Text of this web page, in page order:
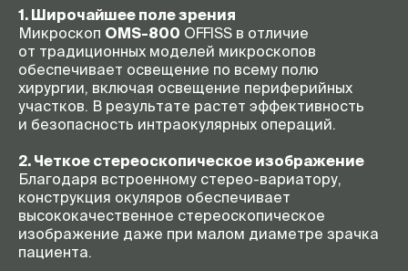
1. Широчайшее поле зрения
Микроскоп OMS-800 OFFISS в отличие
от традиционных моделей микроскопов
обеспечивает освещение по всему полю
хирургии, включая освещение периферийных
участков. В результате растет эффективность
и безопасность интраокулярных операций.
2. Четкое стереоскопическое изображение
Благодаря встроенному стерео-вариатору,
конструкция окуляров обеспечивает
высококачественное стереоскопическое
изображение даже при малом диаметре зрачка
пациента.